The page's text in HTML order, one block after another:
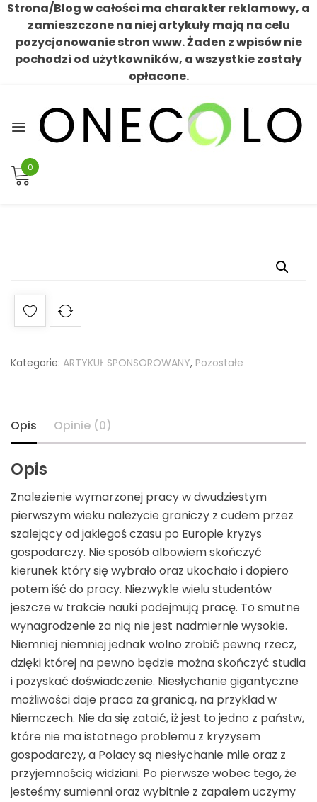
Strona/Blog w całości ma charakter reklamowy, a
zamieszczone na niej artykuły mają na celu
pozycjonowanie stron www. Żaden z wpisów nie
pochodzi od użytkowników, a wszystkie zostały
opłacone.
content
0
Kategorie: ARTYKUŁ SPONSOROWANY, Pozostałe
Opis Opinie (0)
Opis
Znalezienie wymarzonej pracy w dwudziestym
pierwszym wieku należycie graniczy z cudem przez
szalejący od jakiegoś czasu po Europie kryzys
gospodarczy. Nie sposób albowiem skończyć
kierunek który się wybrało oraz ukochało i dopiero
potem iść do pracy. Niezwykle wielu studentów
jeszcze w trakcie nauki podejmują pracę. To smutne
wynagrodzenie za nią nie jest nadmiernie wysokie.
Niemniej niemniej jednak wolno zrobić pewną rzecz,
dzięki której na pewno będzie można skończyć studia
i pozyskać doświadczenie. Niesłychanie gigantyczne
możliwości daje praca za granicą, na przykład w
Niemczech. Nie da się zataić, iż jest to jedno z państw,
które nie ma istotnego problemu z kryzysem
gospodarczy, a Polacy są niesłychanie mile oraz z
przyjemnością widziani. Po pierwsze wobec tego, że
jesteśmy sumienni oraz wybitnie z zapałem uczymy